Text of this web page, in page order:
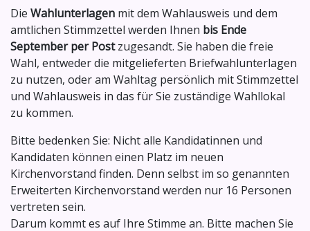
Die Wahlunterlagen mit dem Wahlausweis und dem
amtlichen Stimmzettel werden Ihnen bis Ende
September per Postzugesandt. Sie haben die freie
Wahl, entweder die mitgelieferten Briefwahlunterlagen
zu nutzen, oder am Wahltag persönlich mit Stimmzettel
und Wahlausweis in das für Sie zuständige Wahllokal
zu kommen.
Bitte bedenken Sie: Nicht alle Kandidatinnen und
Kandidaten können einen Platz im neuen
Kirchenvorstand finden. Denn selbst im so genannten
Erweiterten Kirchenvorstand werden nur 16 Personen
vertreten sein.
Darum kommt es auf Ihre Stimme an. Bitte machen Sie